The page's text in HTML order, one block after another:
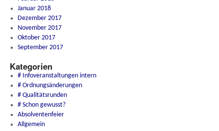
Januar 2018
Dezember 2017
November 2017
Oktober 2017
September 2017
Kategorien
# Infoveranstaltungen intern
# Ordnungsänderungen
# Qualitätsrunden
# Schon gewusst?
Absolventenfeier
Allgemein